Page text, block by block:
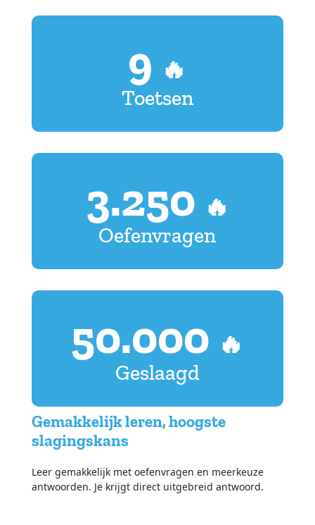
9 🔥
Toetsen
3.250 🔥
Oefenvragen
50.000 🔥
Geslaagd
Gemakkelijk leren, hoogste
slagingskans
Leer gemakkelijk met oefenvragen en meerkeuze
antwoorden. Je krijgt direct uitgebreid antwoord.